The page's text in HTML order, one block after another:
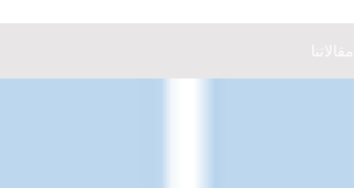
مقالاتنا